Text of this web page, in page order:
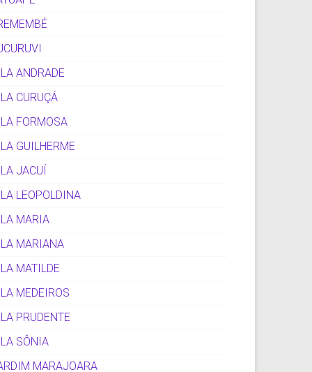
ANDRADE
CURUÇÁ
FORMOSA
GUILHERME
JACUÍ
LEOPOLDINA
MARIA
MARIANA
MATILDE
MEDEIROS
PRUDENTE
SÔNIA
MARAJOARA